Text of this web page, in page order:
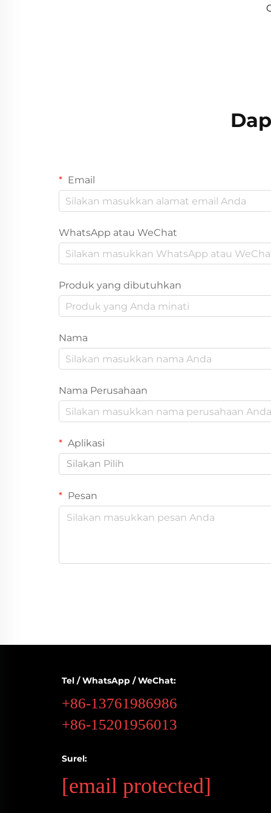
Email
WhatsApp atau WeChat
Produk yang dibutuhkan
Nama
Nama Perusahaan
Aplikasi
Silakan Pilih
Pesan
Tel / WhatsApp / WeChat:
+86-13761986986
+86-15201956013
Surel:
[email protected]